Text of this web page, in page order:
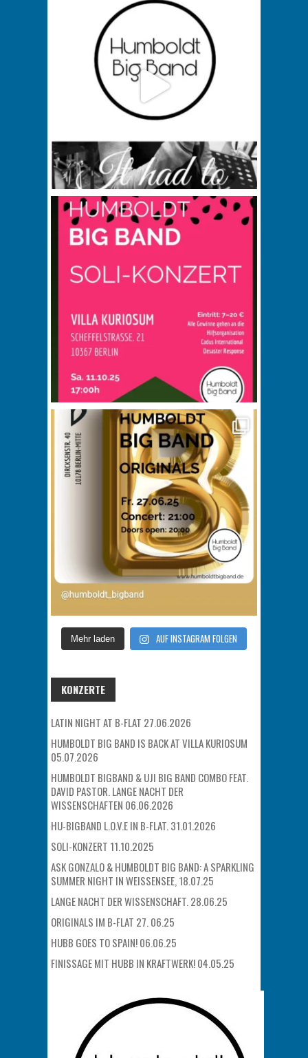
Mehr laden AUF INSTAGRAM FOLGEN
KONZERTE
LATIN NIGHT AT B-FLAT 27.06.2026
HUMBOLDT BIG BAND IS BACK AT VILLA KURIOSUM
05.07.2026
HUMBOLDT BIGBAND & UJI BIG BAND COMBO FEAT.
DAVID PASTOR. LANGE NACHT DER
WISSENSCHAFTEN 06.06.2026
HU-BIGBAND L.O.V.E IN B-FLAT. 31.01.2026
SOLI-KONZERT 11.10.2025
ASK GONZALO & HUMBOLDT BIG BAND: A SPARKLING
SUMMER NIGHT IN WEISSENSEE, 18.07.25
LANGE NACHT DER WISSENSCHAFT. 28.06.25
ORIGINALS IM B-FLAT 27. 06.25
HUBB GOES TO SPAIN! 06.06.25
FINISSAGE MIT HUBB IN KRAFTWERK! 04.05.25